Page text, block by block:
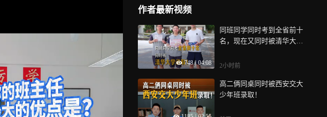
作者最新视频
748 | 04:08
同班同学同时考到全省前十
名，现在又同时被清华大学
2小时前
高二俩同桌同时被西安交大
少年班录取！